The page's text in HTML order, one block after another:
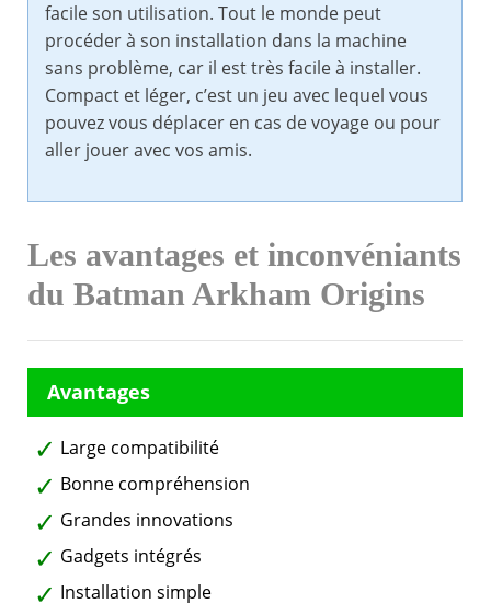
facile son utilisation. Tout le monde peut
procéder à son installation dans la machine
sans problème, car il est très facile à installer.
Compact et léger, c’est un jeu avec lequel vous
pouvez vous déplacer en cas de voyage ou pour
aller jouer avec vos amis.
Les avantages et inconvéniants
du Batman Arkham Origins
Large compatibilité
Bonne compréhension
Grandes innovations
Gadgets intégrés
Installation simple